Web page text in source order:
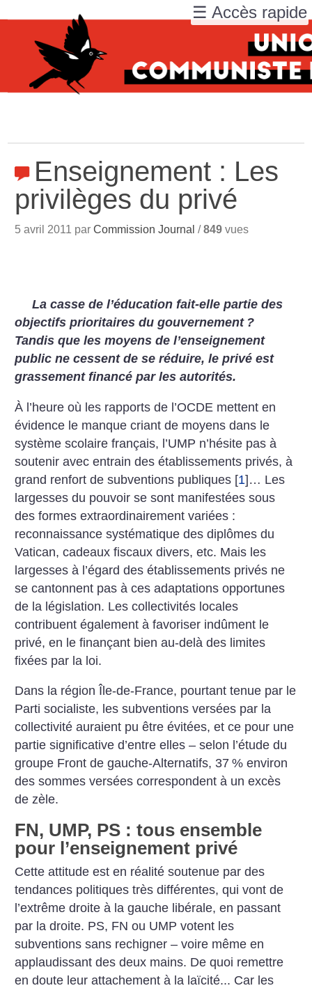
Enseignement : Les
privilèges du privé
5 avril 2011 parCommission Journal /849 vues
La casse de l’éducation fait-elle partie des
objectifs prioritaires du gouvernement ?
Tandis que les moyens de l’enseignement
public ne cessent de se réduire, le privé est
grassement financé par les autorités.
À l’heure où les rapports de l’OCDE mettent en
évidence le manque criant de moyens dans le
système scolaire français, l’UMP n’hésite pas à
soutenir avec entrain des établissements privés, à
grand renfort de subventions publiques [1]… Les
largesses du pouvoir se sont manifestées sous
des formes extraordinairement variées :
reconnaissance systématique des diplômes du
Vatican, cadeaux fiscaux divers, etc. Mais les
largesses à l’égard des établissements privés ne
se cantonnent pas à ces adaptations opportunes
de la législation. Les collectivités locales
contribuent également à favoriser indûment le
privé, en le finançant bien au-delà des limites
fixées par la loi.
Dans la région Île-de-France, pourtant tenue par le
Parti socialiste, les subventions versées par la
collectivité auraient pu être évitées, et ce pour une
partie significative d’entre elles – selon l’étude du
groupe Front de gauche-Alternatifs, 37 % environ
des sommes versées correspondent à un excès
de zèle.
FN, UMP, PS : tous ensemble
pour l’enseignement privé
Cette attitude est en réalité soutenue par des
tendances politiques très différentes, qui vont de
l’extrême droite à la gauche libérale, en passant
par la droite. PS, FN ou UMP votent les
subventions sans rechigner – voire même en
applaudissant des deux mains. De quoi remettre
en doute leur attachement à la laïcité... Car les
☰ Accès rapide